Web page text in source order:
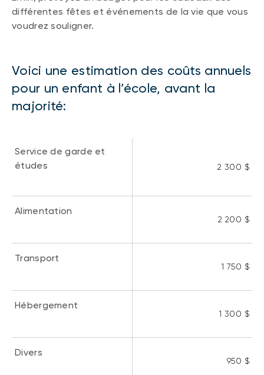
différentes fêtes et événements de la vie que vous
voudrez souligner.
Voici une estimation des coûts annuels
pour un enfant à l’école, avant la
majorité:
Service de garde et
études
2 300 $
Alimentation
2 200 $
Transport
1 750 $
Hébergement
1 300 $
Divers
950 $